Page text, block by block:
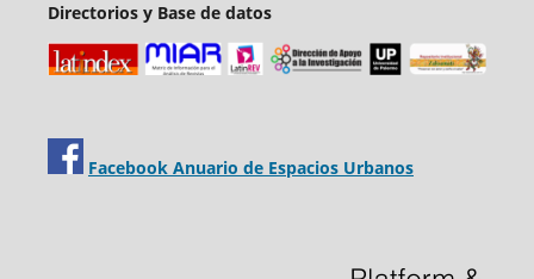
Directorios y Base de datos
Facebook Anuario de Espacios Urbanos